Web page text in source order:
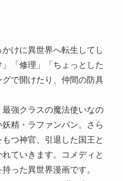
けに異世界へ転生してし
「修理」「ちょっとした
で開けたり、仲間の防具
強クラスの魔法使いなの
精・ラファンパン。さら
つ神官、引退した国王と
ていきます。コメディと
った異世界漫画です。